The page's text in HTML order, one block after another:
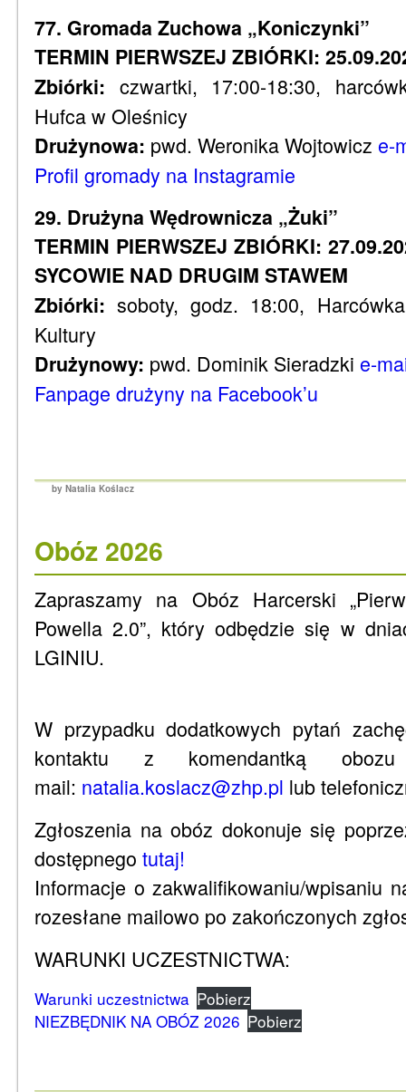
77. Gromada Zuchowa „Koniczynki”
TERMIN PIERWSZEJ ZBIÓRKI:
Zbiórki: czwartki, 17:00-18:30,
Hufca w Oleśnicy
Drużynowa: pwd. Weronika Wojtowicz e-
Profil gromady na Instagramie
29. Drużyna Wędrownicza „Żuki”
TERMIN PIERWSZEJ ZBIÓRKI:
SYCOWIE NAD DRUGIM STAWEM
Zbiórki: soboty, godz. 18:00,
Kultury
Drużynowy: pwd. Dominik Sieradzki e-
Fanpage drużyny na Facebook’u
by Natalia Koślacz
Obóz 2026
Zapraszamy na Obóz Harcerski
Powella 2.0”, który odbędzie się w
LGINIU.
W przypadku dodatkowych pytań
kontaktu z komendantką
mail: natalia.koslacz@zhp.pl lub
Zgłoszenia na obóz dokonuje się
dostępnego tutaj!
Informacje o zakwalifikowaniu/wpisaniu
rozesłane mailowo po zakończonych
WARUNKI UCZESTNICTWA:
Warunki uczestnictwa Pobierz
NIEZBĘDNIK NA OBÓZ 2026 Pobierz